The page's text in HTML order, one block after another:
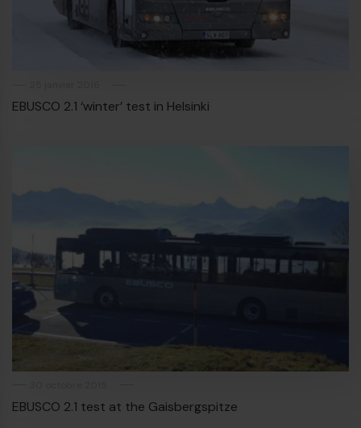
EBUSCO 2.1 ‘winter’ test in Helsinki
EBUSCO 2.1 test at the Gaisbergspitze